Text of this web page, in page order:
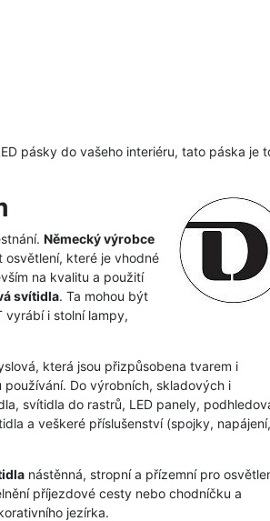
pásky do vašeho interiéru, tato páska je
Německý výrobce
osvětlení, které je vhodné
na kvalitu a použití
svítidla. Ta mohou být
vyrábí i stolní lampy,
která jsou přizpůsobena tvarem i
Do výrobních, skladových i
svítidla do rastrů, LED panely,
a veškeré příslušenství (spojky, napájení,
nástěnná, stropní a přízemní pro
příjezdové cesty nebo chodníčku a
jezírka.